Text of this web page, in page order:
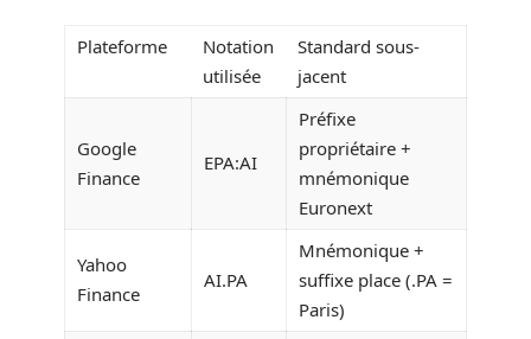
Plateforme
Notation
utilisée
Standard sous-
jacent
Google
Finance
EPA:AI
Préfixe
propriétaire +
mnémonique
Euronext
Yahoo
Finance
AI.PA
Mnémonique +
suffixe place (.PA =
Paris)